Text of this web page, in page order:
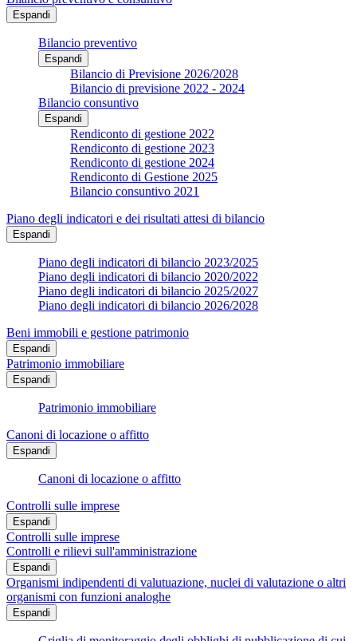
Espandi
Bilancio preventivo
Espandi
Bilancio di Previsione 2026/2028
Bilancio di previsione 2022 - 2024
Bilancio consuntivo
Espandi
Rendiconto di gestione 2022
Rendiconto di gestione 2023
Rendiconto di gestione 2024
Rendiconto di Gestione 2025
Bilancio consuntivo 2021
Piano degli indicatori e dei risultati attesi di bilancio
Espandi
Piano degli indicatori di bilancio 2023/2025
Piano degli indicatori di bilancio 2020/2022
Piano degli indicatori di bilancio 2025/2027
Piano degli indicatori di bilancio 2026/2028
Beni immobili e gestione patrimonio
Espandi
Patrimonio immobiliare
Espandi
Patrimonio immobiliare
Canoni di locazione o affitto
Espandi
Canoni di locazione o affitto
Controlli sulle imprese
Espandi
Controlli sulle imprese
Controlli e rilievi sull'amministrazione
Espandi
Organismi indipendenti di valutuazione, nuclei di valutazione o altri
organismi con funzioni analoghe
Espandi